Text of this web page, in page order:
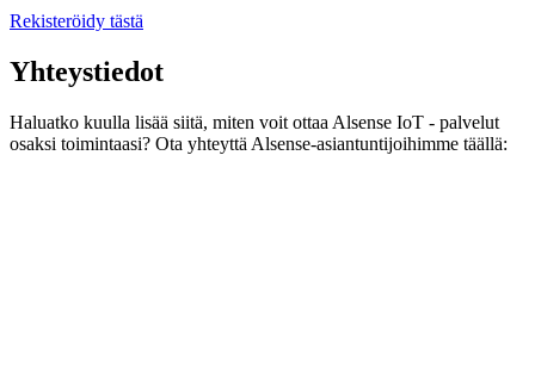
Rekisteröidy tästä
Yhteystiedot
Haluatko kuulla lisää siitä, miten voit ottaa Alsense IoT ‑ palvelut
osaksi toimintaasi? Ota yhteyttä Alsense-asiantuntijoihimme täällä: